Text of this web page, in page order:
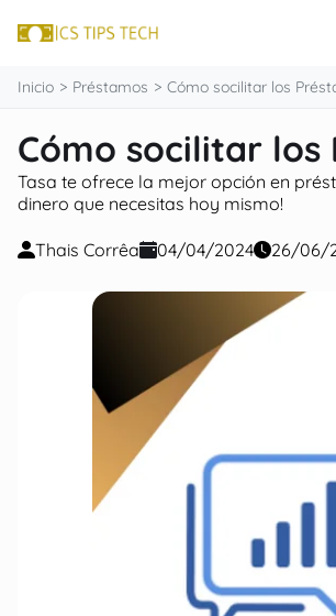
Inicio Préstamos Cómo socilitar los
Cómo socilitar los
Tasa te ofrece la mejor opción en
dinero que necesitas hoy mismo!
Thais Corrêa 04/04/2024 26/06/